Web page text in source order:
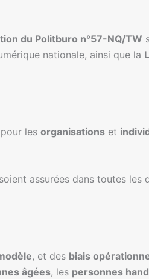
du Politburo n°57-NQ/TW
nationale, ainsi que la
les organisations et
soient assurées dans toutes les
, et des biais
âgées, les personnes